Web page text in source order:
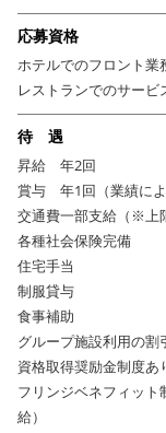
応募資格
ホテルでのフロント業
レストランでのサービ
待 遇
昇給 年2回
賞与 年1回（業績によ
交通費一部支給（※上
各種社会保険完備
住宅手当
制服貸与
食事補助
グループ施設利用の割
資格取得奨励金制度あ
フリンジベネフィット
給）